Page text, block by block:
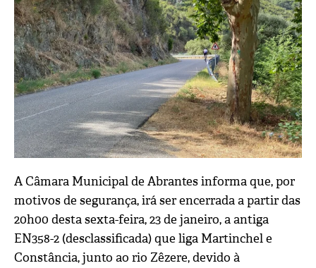
A Câmara Municipal de Abrantes informa que, por
motivos de segurança, irá ser encerrada a partir das
20h00 desta sexta-feira, 23 de janeiro, a antiga
EN358-2 (desclassificada) que liga Martinchel e
Constância, junto ao rio Zêzere, devido à